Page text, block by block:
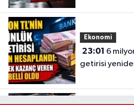
Ekonomi
23:01
getirisi
oldu